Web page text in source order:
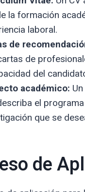
la formación
laboral.
de
de
del
académico:
el
que se
de